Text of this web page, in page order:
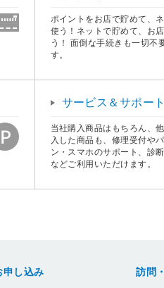
ポイントをお店で貯めて、
使う！ネットで貯めて、お
う！ 面倒な手続きも一切不
す。
サービス＆サポート
当社購入商品はもちろん、
入した商品も、修理受付や
ン・スマホのサポート、診
などご利用いただけます。
申し込み 訪問